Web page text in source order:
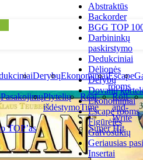
Abstraktūs
Backorder
BGG TOP
Darbininkų
paskirstymo
Dedukciniai
Dėlionės
Derybų
Dovanų
Ekonominiai
Escape rooms
Figūrėlės
Galvosūkių
Geriausias
Insertai
DerybųEkonominiaiEscape
rooms
PasakojimųPlytelių
išdėstymo
Real-
Time
Roll-
and-
Write
TOP’as Super Hit